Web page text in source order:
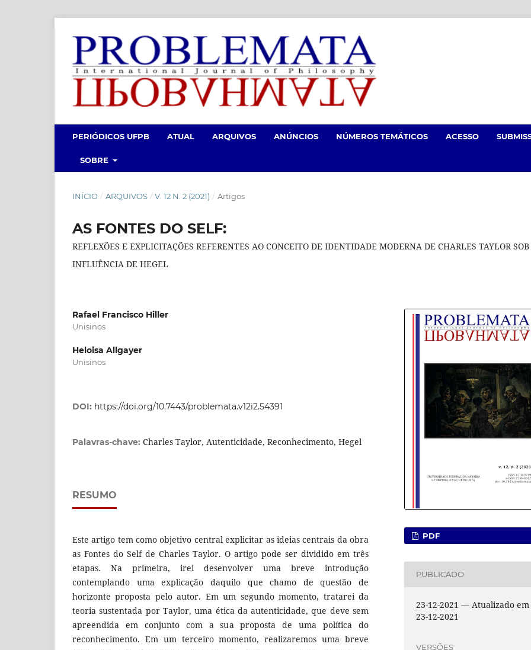
PERIÓDICOS UFPB ATUAL ARQUIVOS ANÚNCIOS NÚMEROS TEMÁTICOS ACESSO
SOBRE
INÍCIO / ARQUIVOS / V. 12 N. 2 (2021) / Artigos
AS FONTES DO SELF:
REFLEXÕES E EXPLICITAÇÕES REFERENTES AO CONCEITO DE IDENTIDADE MODERNA DE CHARLES TAYLOR SOB
INFLUÊNCIA DE HEGEL
Rafael Francisco Hiller
Unisinos
Heloisa Allgayer
Unisinos
DOI: https://doi.org/10.7443/problemata.v12i2.54391
Palavras-chave: Charles Taylor, Autenticidade, Reconhecimento, Hegel
RESUMO
Este artigo tem como objetivo central explicitar as ideias centrais da obra
as Fontes do Self de Charles Taylor. O artigo pode ser dividido em três
etapas. Na primeira, irei desenvolver uma breve introdução
contemplando uma explicação daquilo que chamo de questão de
horizonte proposta pelo autor. Em um segundo momento, tratarei da
teoria sustentada por Taylor, uma ética da autenticidade, que deve sem
apreendida em conjunto com a sua proposta de uma política do
reconhecimento. Em um terceiro momento, realizaremos uma breve
PDF
PUBLICADO
23-12-2021 — Atualizado em
23-12-2021
VERSÕES